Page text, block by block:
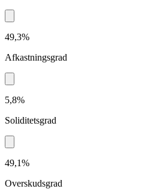
49,3%
Afkastningsgrad
5,8%
Soliditetsgrad
49,1%
Overskudsgrad